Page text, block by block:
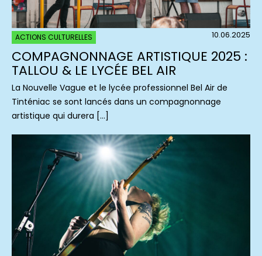
ACTIONS CULTURELLES 10.06.2025
COMPAGNONNAGE ARTISTIQUE 2025 :
TALLOU & LE LYCÉE BEL AIR
La Nouvelle Vague et le lycée professionnel Bel Air de
Tinténiac se sont lancés dans un compagnonnage
artistique qui durera […]